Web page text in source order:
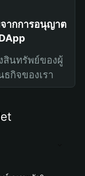
ากการอนุญาต
สินทรัพย์ของผู้
กิจของเรา